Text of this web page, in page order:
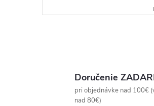
Doručenie
pri objednávke nad 100€
nad 80€)